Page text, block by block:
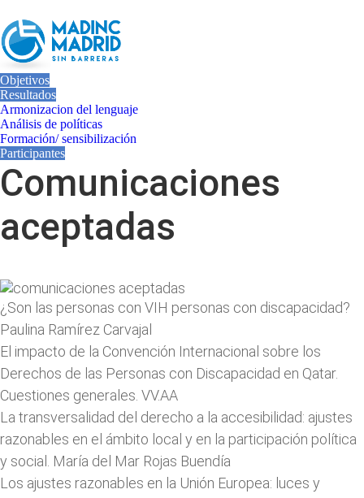
Objetivos
Resultados
Armonizacion del lenguaje
Análisis de políticas
Formación/ sensibilización
Participantes
Comunicaciones
aceptadas
¿Son las personas con VIH personas con discapacidad?
Paulina Ramírez Carvajal
El impacto de la Convención Internacional sobre los
Derechos de las Personas con Discapacidad en Qatar.
Cuestiones generales. VV.AA
La transversalidad del derecho a la accesibilidad: ajustes
razonables en el ámbito local y en la participación política
y social. María del Mar Rojas Buendía
Los ajustes razonables en la Unión Europea: luces y